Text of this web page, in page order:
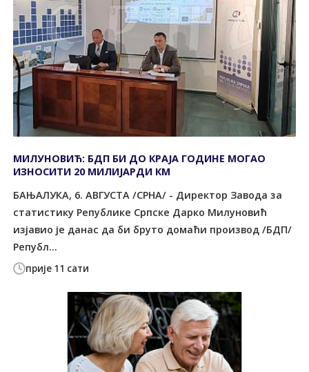
прије 11 сати
МИЛУНОВИЋ: БДП БИ ДО КРАЈА ГОДИНЕ МОГАО
ИЗНОСИТИ 20 МИЛИЈАРДИ КМ
БАЊАЛУКА, 6. АВГУСТА /СРНА/ - Директор Завода за
статистику Републике Српске Дарко Милуновић
изјавио је данас да би бруто домаћи производ /БДП/
Републ...